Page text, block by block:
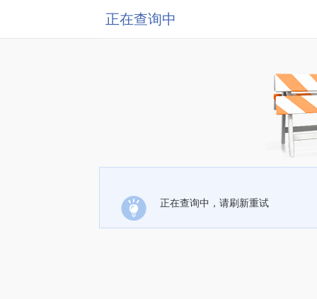
正在查询中
正在查询中，请刷新重试